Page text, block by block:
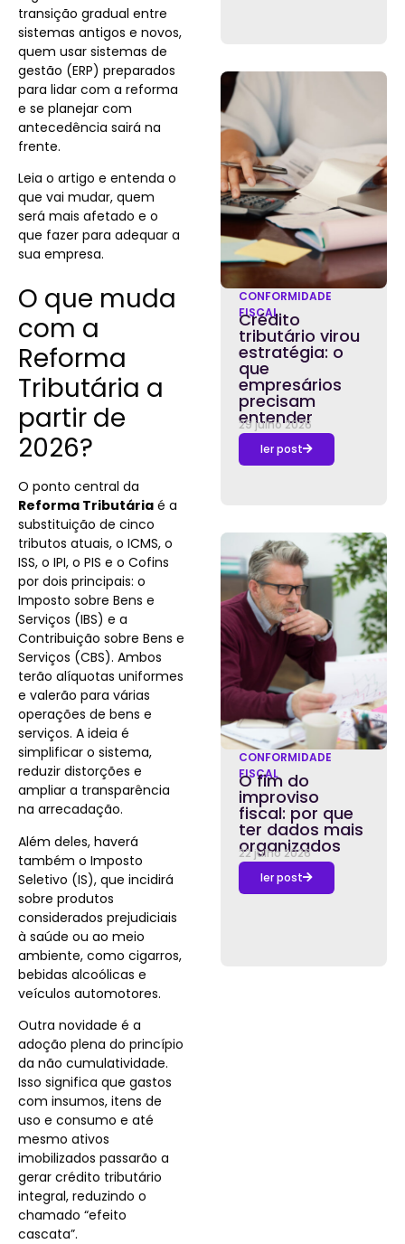
transição gradual entre
sistemas antigos e novos,
quem usar sistemas de
gestão (ERP) preparados
para lidar com a reforma
e se planejar com
antecedência sairá na
frente.
Leia o artigo e entenda o
que vai mudar, quem
será mais afetado e o
que fazer para adequar a
sua empresa.
O que muda
com a
Reforma
Tributária a
partir de
2026?
O ponto central da
Reforma Tributária é a
substituição de cinco
tributos atuais, o ICMS, o
ISS, o IPI, o PIS e o Cofins
por dois principais: o
Imposto sobre Bens e
Serviços (IBS) e a
Contribuição sobre Bens e
Serviços (CBS). Ambos
terão alíquotas uniformes
e valerão para várias
operações de bens e
serviços. A ideia é
simplificar o sistema,
reduzir distorções e
ampliar a transparência
na arrecadação.
Além deles, haverá
também o Imposto
Seletivo (IS), que incidirá
sobre produtos
considerados prejudiciais
à saúde ou ao meio
ambiente, como cigarros,
bebidas alcoólicas e
veículos automotores.
Outra novidade é a
adoção plena do princípio
da não cumulatividade.
Isso significa que gastos
com insumos, itens de
uso e consumo e até
mesmo ativos
imobilizados passarão a
gerar crédito tributário
integral, reduzindo o
chamado “efeito
cascata”.
CONFORMIDADE
FISCAL
Crédito
tributário virou
estratégia: o
que
empresários
precisam
entender
29 julho 2026
ler post
CONFORMIDADE
FISCAL
O fim do
improviso
fiscal: por que
ter dados mais
organizados
22 julho 2026
ler post